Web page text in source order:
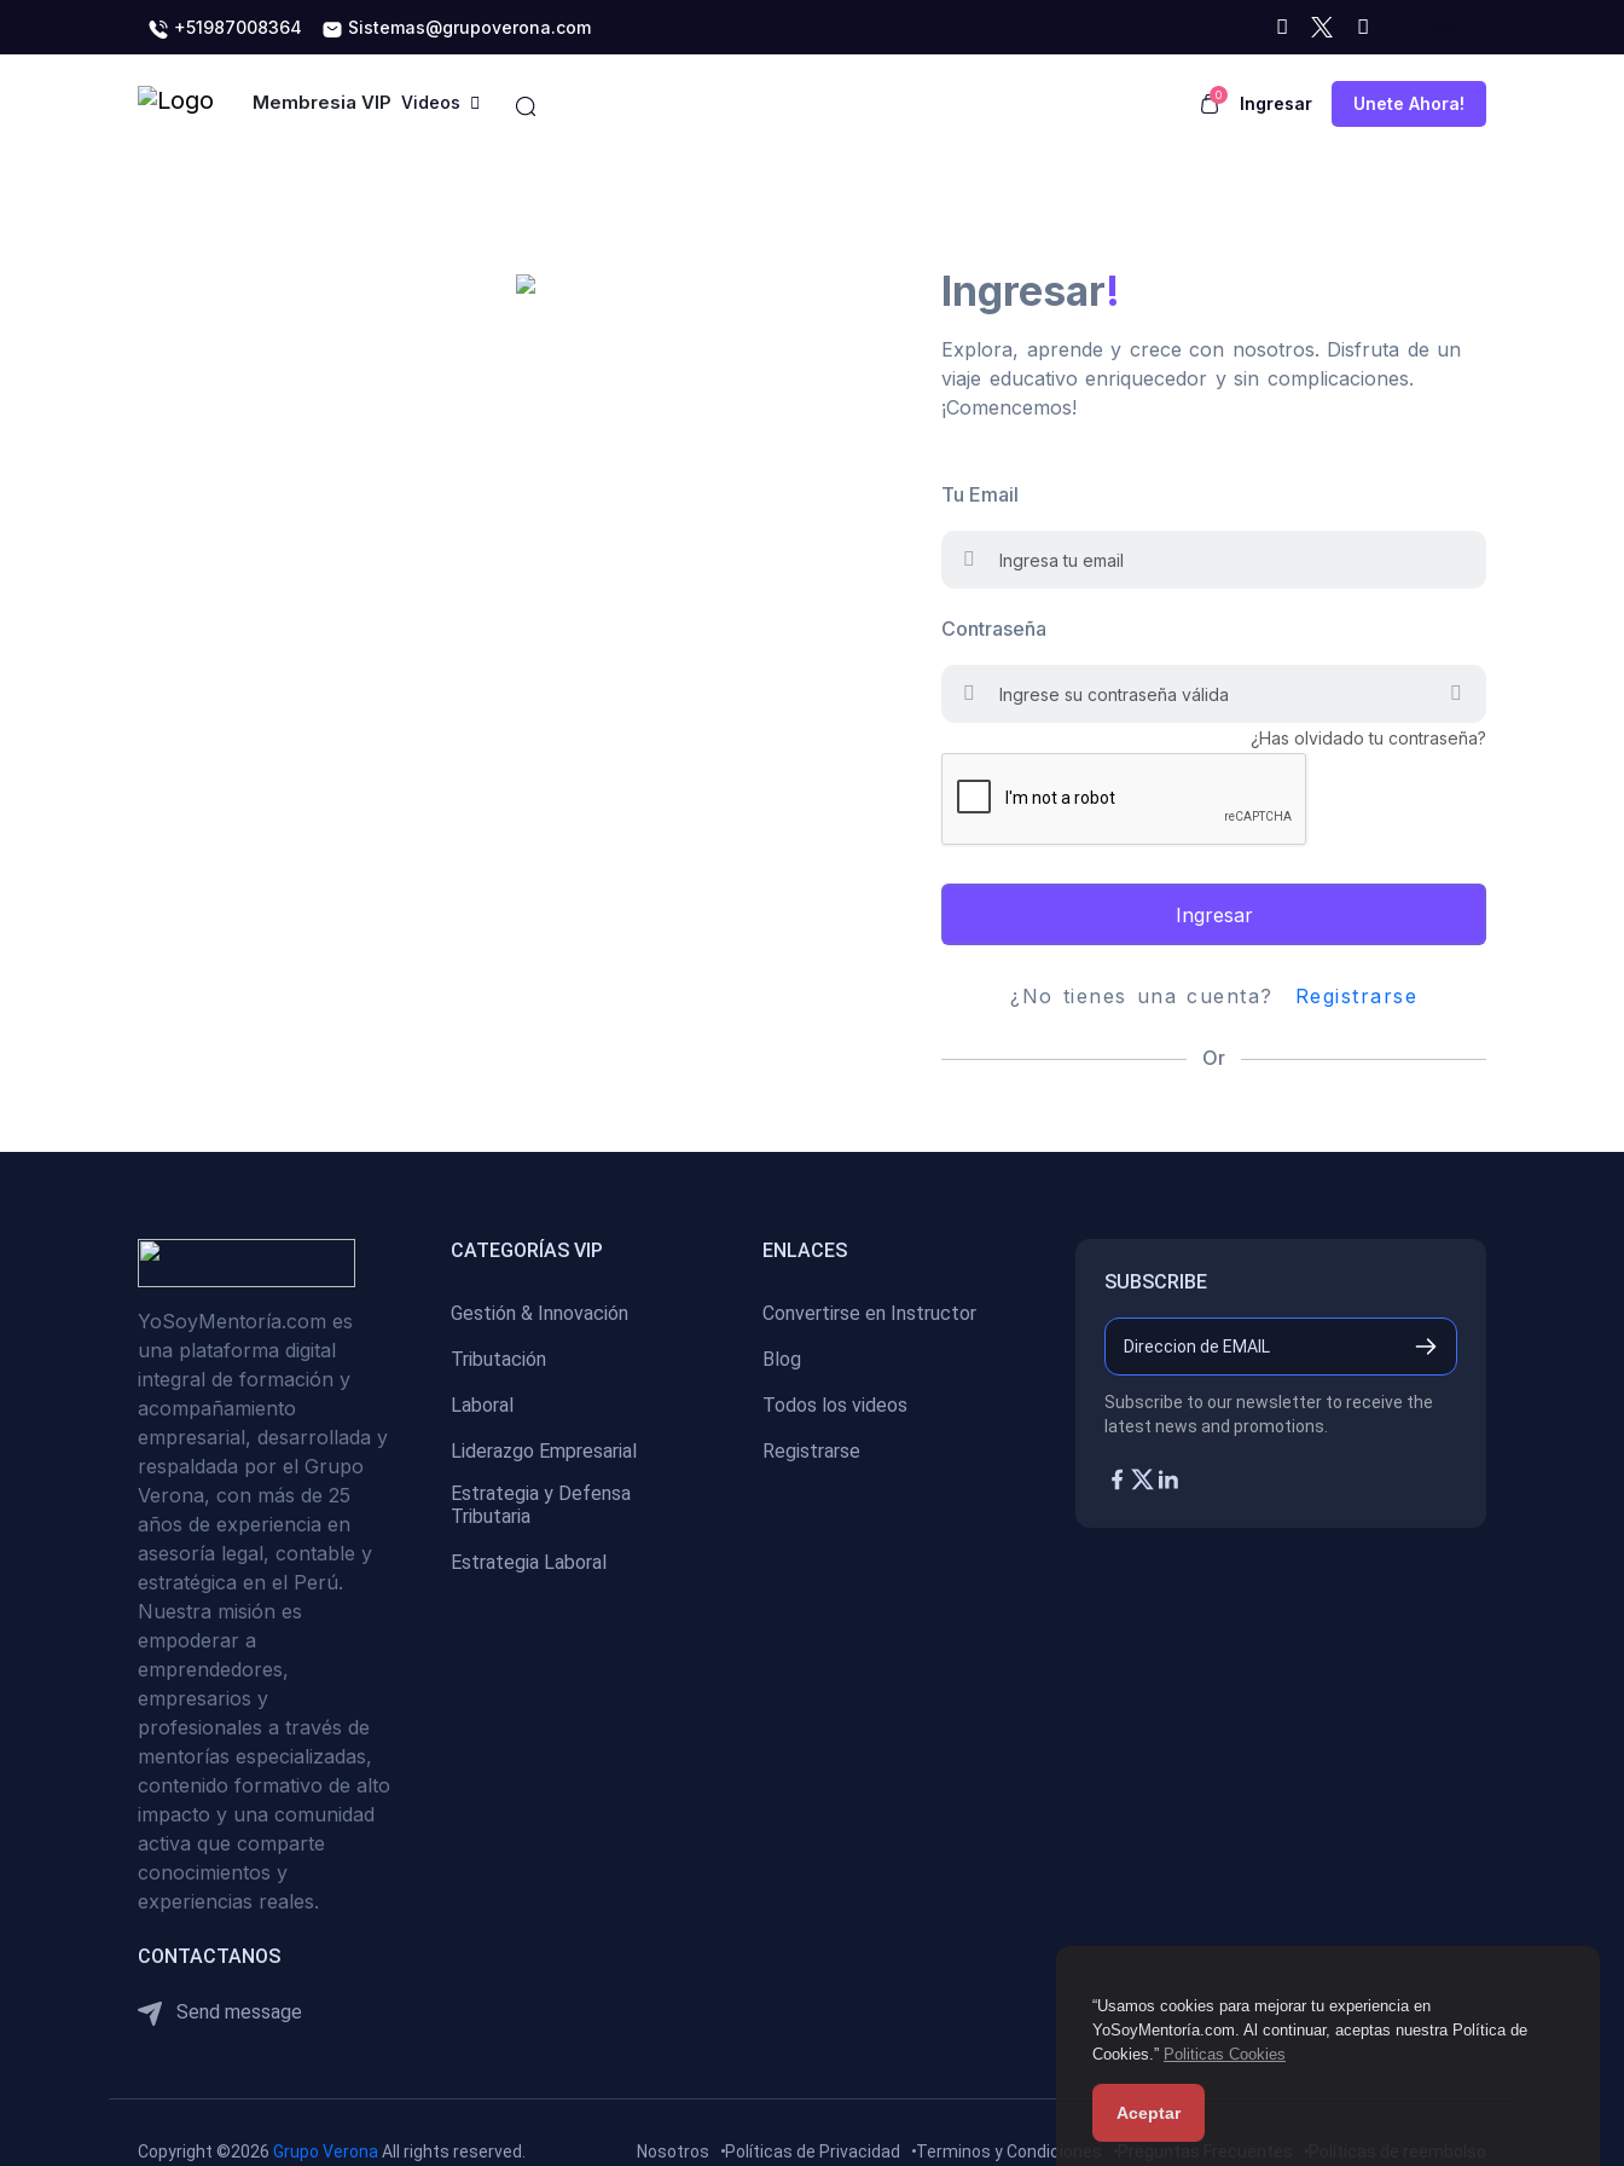
+51987008364 Sistemas@grupoverona.com
Membresia VIP Videos 0 Ingresar Unete Ahora!
“Usamos cookies para mejorar tu experiencia en
YoSoyMentoría.com. Al continuar, aceptas nuestra Política de
Cookies.” Politicas Cookies
Aceptar
Ingresar!
Explora, aprende y crece con nosotros. Disfruta de un
viaje educativo enriquecedor y sin complicaciones.
¡Comencemos!
Tu Email
Contraseña
¿Has olvidado tu contraseña?
Ingresar
¿No tienes una cuenta? Registrarse
Or
YoSoyMentoría.com es
una plataforma digital
integral de formación y
acompañamiento
empresarial, desarrollada y
respaldada por el Grupo
Verona, con más de 25
años de experiencia en
asesoría legal, contable y
estratégica en el Perú.
Nuestra misión es
empoderar a
emprendedores,
empresarios y
profesionales a través de
mentorías especializadas,
contenido formativo de alto
impacto y una comunidad
activa que comparte
conocimientos y
experiencias reales.
CONTACTANOS
Send message
CATEGORÍAS VIP
Gestión & Innovación
Tributación
Laboral
Liderazgo Empresarial
Estrategia y Defensa
Tributaria
Estrategia Laboral
ENLACES
Convertirse en Instructor
Blog
Todos los videos
Registrarse
SUBSCRIBE
Subscribe to our newsletter to receive the
latest news and promotions.
Copyright ©2026 Grupo Verona All rights reserved. Nosotros Políticas de Privacidad Terminos y Condiciones